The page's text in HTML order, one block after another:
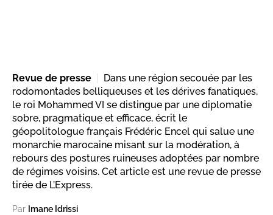
Revue de presse
Dans une région secouée par les
rodomontades belliqueuses et les dérives fanatiques,
le roi Mohammed VI se distingue par une diplomatie
sobre, pragmatique et efficace, écrit le
géopolitologue français Frédéric Encel qui salue une
monarchie marocaine misant sur la modération, à
rebours des postures ruineuses adoptées par nombre
de régimes voisins. Cet article est une revue de presse
tirée de L’Express.
Par Imane Idrissi